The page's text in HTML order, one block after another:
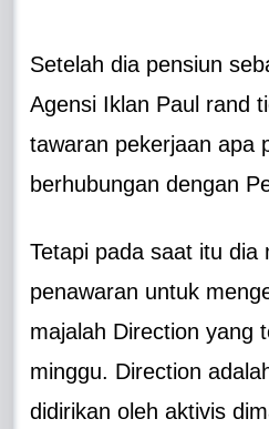
Setelah dia pensiun
Agensi Iklan Paul rand
tawaran pekerjaan apa
berhubungan dengan
Tetapi pada saat itu dia
penawaran untuk
majalah Direction yang
minggu. Direction
didirikan oleh aktivis